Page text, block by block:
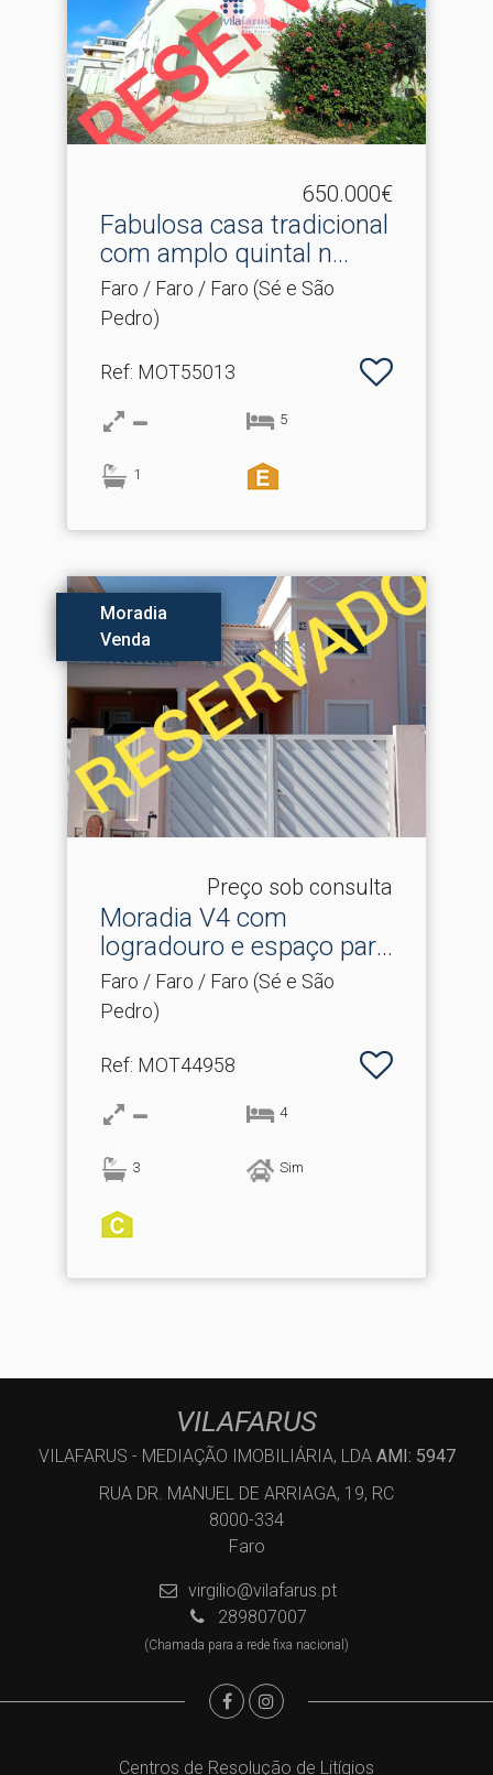
650.000€
Fabulosa casa tradicional
com amplo quintal n.​..
Faro / Faro / Faro (Sé e São
Pedro)
Ref: MOT55013
5
1
Moradia
Venda
Preço sob consulta
Moradia V4 com
logradouro e espaço para
viatu.​..
Faro / Faro / Faro (Sé e São
Pedro)
Ref: MOT44958
4
3 Sim
VILAFARUS
VILAFARUS - MEDIAÇÃO IMOBILIÁRIA, LDA AMI: 5947
RUA DR. MANUEL DE ARRIAGA, 19, RC
8000-334
Faro
virgilio@vilafarus.pt
289807007
(Chamada para a rede fixa nacional)
Centros de Resolução de Litígios